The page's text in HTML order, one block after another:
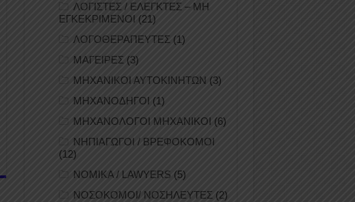
ΛΟΓΙΣΤΕΣ / ΕΛΕΓΚΤΕΣ – ΜΗ
ΕΓΚΕΚΡΙΜΕΝΟΙ (21)
ΛΟΓΟΘΕΡΑΠΕΥΤΕΣ (1)
ΜΑΓΕΙΡΕΣ (3)
ΜΗΧΑΝΙΚΟΙ ΑΥΤΟΚΙΝΗΤΩΝ (3)
ΜΗΧΑΝΟΔΗΓΟΙ (1)
ΜΗΧΑΝΟΛΟΓΟΙ ΜΗΧΑΝΙΚΟΙ (6)
ΝΗΠΙΑΓΩΓΟΙ / ΒΡΕΦΟΚΟΜΟΙ
(12)
ΝΟΜΙΚΑ / LAWYERS (5)
ΝΟΣΟΚΟΜΟΙ/ ΝΟΣΗΛΕΥΤΕΣ (2)